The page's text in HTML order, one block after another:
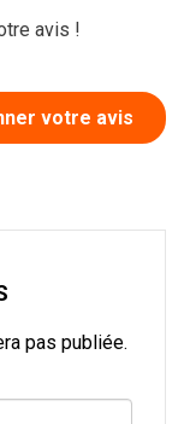
avis !
votre avis
pas publiée.